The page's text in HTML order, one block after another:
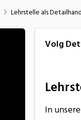
Lehrstelle als
Volg
In